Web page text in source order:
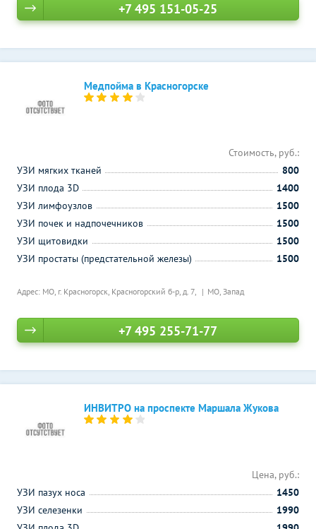
+7 495 151-05-25
Медпойма в Красногорске
Адрес: МО, г. Красногорск, Красногорский б-р, д. 7, МО, Запад
Стоимость, руб.:
УЗИ мягких тканей
800
УЗИ плода 3D
1400
УЗИ лимфоузлов
1500
УЗИ почек и надпочечников
1500
УЗИ щитовидки
1500
УЗИ простаты (предстательной железы)
1500
+7 495 255-71-77
ИНВИТРО на проспекте Маршала Жукова
Цена, руб.:
УЗИ пазух носа
1450
УЗИ селезенки
1990